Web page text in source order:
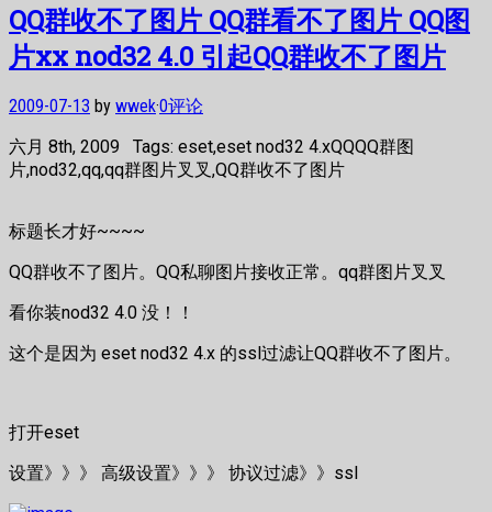
QQ群收不了图片 QQ群看不了图片 QQ图
片xx nod32 4.0 引起QQ群收不了图片
2009-07-13 by wwek·0评论
六月 8th, 2009 Tags: eset,eset nod32 4.xQQQQ群图
片,nod32,qq,qq群图片叉叉,QQ群收不了图片
标题长才好~~~~
QQ群收不了图片。QQ私聊图片接收正常。qq群图片叉叉
看你装nod32 4.0 没！！
这个是因为 eset nod32 4.x 的ssl过滤让QQ群收不了图片。
打开eset
设置》》》 高级设置》》》 协议过滤》》ssl